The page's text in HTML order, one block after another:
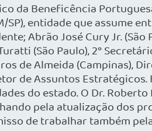
da Beneficência
SP), entidade que assume
Abrão José Cury Jr.
(São Paulo), 2°
de Almeida (Campinas),
de Assuntos
do estado. O Dr.
pela atualização dos
de trabalhar também